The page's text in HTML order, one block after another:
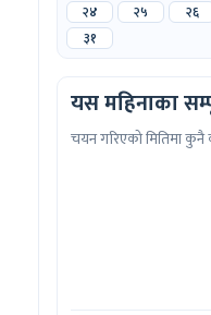
२४
२५ २६
३१
यस महिनाका
चयन गरिएको मितिमा कुनै